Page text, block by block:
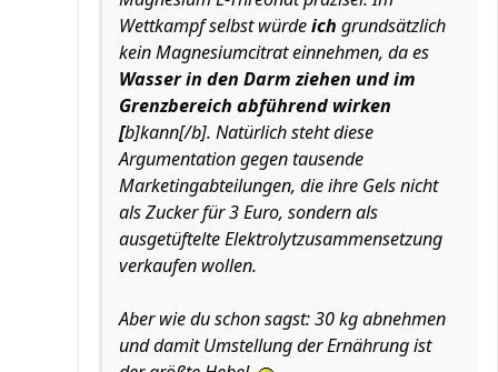
Wettkampf selbst würdeich grundsätzlich
kein Magnesiumcitrat einnehmen, da es
Wasser in den Darm ziehen und im
Grenzbereich abführend wirken
[b]kann[/b]. Natürlich steht diese
Argumentation gegen tausende
Marketingabteilungen, die ihre Gels nicht
als Zucker für 3 Euro, sondern als
ausgetüftelte Elektrolytzusammensetzung
verkaufen wollen.
Aber wie du schon sagst: 30 kg abnehmen
und damit Umstellung der Ernährung ist